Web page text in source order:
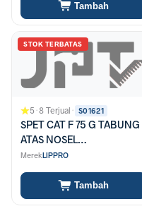
Tambah
STOK TERBATAS
5·8 Terjual· S01621
SPET CAT F 75 G TABUNG
ATAS NOSEL
KUNINGANJARUM
STAINLESS
MerekLIPPRO
Tambah